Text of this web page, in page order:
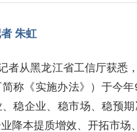
朱虹
者从黑龙江省工信厅获悉
称《实施办法》）于今
稳企业、稳市场、稳预
降本提质增效、开拓市